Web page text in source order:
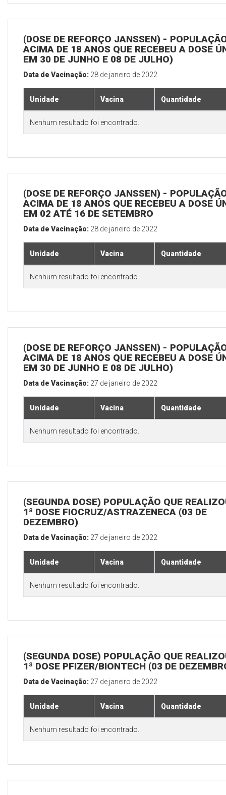
(DOSE DE REFORÇO JANSSEN) -
ACIMA DE 18 ANOS QUE RECEBEU A DOSE
EM 30 DE JUNHO E 08 DE JULHO)
Data de Vacinação: 28 de janeiro de 2022
Unidade Vacina Quantidade
Nenhum resultado foi encontrado.
(DOSE DE REFORÇO JANSSEN) -
ACIMA DE 18 ANOS QUE RECEBEU A DOSE
EM 02 ATÉ 16 DE SETEMBRO
Data de Vacinação: 28 de janeiro de 2022
Unidade Vacina Quantidade
Nenhum resultado foi encontrado.
(DOSE DE REFORÇO JANSSEN) -
ACIMA DE 18 ANOS QUE RECEBEU A DOSE
EM 30 DE JUNHO E 08 DE JULHO)
Data de Vacinação: 27 de janeiro de 2022
Unidade Vacina Quantidade
Nenhum resultado foi encontrado.
(SEGUNDA DOSE) POPULAÇÃO QUE
1ª DOSE FIOCRUZ/ASTRAZENECA (03 DE
DEZEMBRO)
Data de Vacinação: 27 de janeiro de 2022
Unidade Vacina Quantidade
Nenhum resultado foi encontrado.
(SEGUNDA DOSE) POPULAÇÃO QUE
1ª DOSE PFIZER/BIONTECH (03 DE
Data de Vacinação: 27 de janeiro de 2022
Unidade Vacina Quantidade
Nenhum resultado foi encontrado.